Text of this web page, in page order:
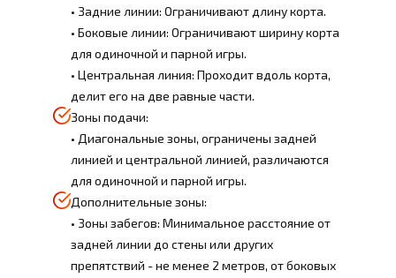
• Задние линии: Ограничивают длину корта.
• Боковые линии: Ограничивают ширину корта
для одиночной и парной игры.
• Центральная линия: Проходит вдоль корта,
делит его на две равные части.
Зоны подачи:
• Диагональные зоны, ограничены задней
линией и центральной линией, различаются
для одиночной и парной игры.
Дополнительные зоны:
• Зоны забегов: Минимальное расстояние от
задней линии до стены или других
препятствий - не менее 2 метров, от боковых